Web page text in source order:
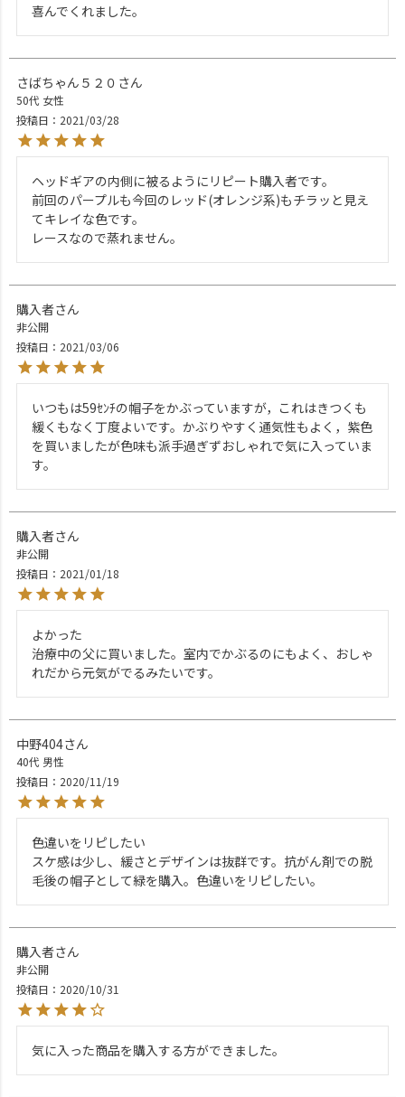
喜んでくれました。
さばちゃん５２０
50代 女性
投稿日
2021/03/28
ヘッドギアの内側に被るようにリピート購入者です。
前回のパープルも今回のレッド(オレンジ系)もチラッと見え
てキレイな色です。
レースなので蒸れません。
購入者
非公開
投稿日
2021/03/06
いつもは59ｾﾝﾁの帽子をかぶっていますが，これはきつくも
緩くもなく丁度よいです。かぶりやすく通気性もよく，紫色
を買いましたが色味も派手過ぎずおしゃれで気に入っていま
す。
購入者
非公開
投稿日
2021/01/18
よかった
治療中の父に買いました。室内でかぶるのにもよく、おしゃ
れだから元気がでるみたいです。
中野404
40代 男性
投稿日
2020/11/19
色違いをリピしたい
スケ感は少し、緩さとデザインは抜群です。抗がん剤での脱
購入者
非公開
投稿日
2020/10/31
気に入った商品を購入する方ができました。